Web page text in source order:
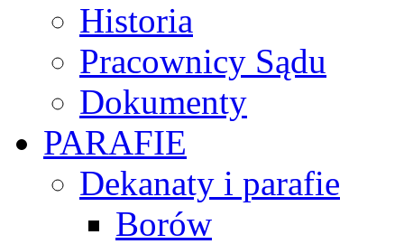
Historia
Pracownicy Sądu
Dokumenty
PARAFIE
Dekanaty i parafie
Borów